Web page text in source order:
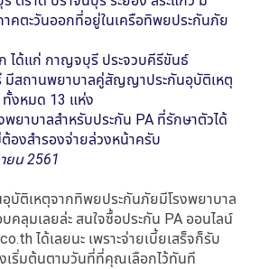
คตะวันออกที่อยู่ในเครือทิพยประกันภัย
ได้แก่ กาญจบุรี ประจวบคีรีขันธ์
มีสถานพยาบาลคู่สัญญาประกันอุบัติเหตุ
งหมด 13 แห่ง
พยาบาลสำหรับประกัน PA ที่รักษาตัวได้
องสำรองจ่ายล่วงหน้าครับ
ยน 2561
อุบัติเหตุจากทิพยประกันภัยมีโรงพยาบาล
คลุมเลยล่ะ สนใจซื้อประกัน PA ออนไลน์
ได้เลยนะ เพราะจ่ายเบี้ยเสร็จก็รับ
ริ่มต้นตามวันที่ที่คุณเลือกไว้ทันที